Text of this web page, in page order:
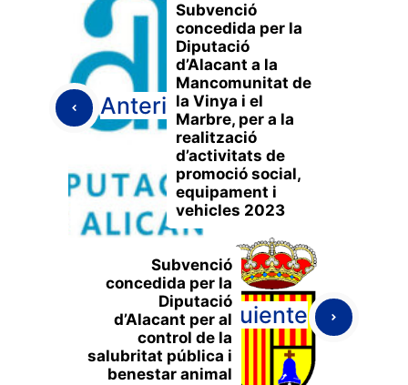
Anterior
Subvenció
concedida per la
Diputació
d’Alacant a la
Mancomunitat de
la Vinya i el
Marbre, per a la
realització
d’activitats de
promoció social,
equipament i
vehicles 2023
Subvenció
concedida per la
Diputació
d’Alacant per al
control de la
salubritat pública i
benestar animal
Siguiente